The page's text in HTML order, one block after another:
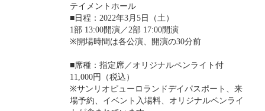
テイメントホール
■ 日程： 2022年3月 5 日（土）
1部 13:00開演／2部 17:00開演
※ 開場時間は各公演、開演の30分前
■席種：指定席／オリジナルペンライト付
11,000円（税込）
※サンリオピューロランドデイパスポート、来
場予約、イベント入場料、オリジナルペンライ